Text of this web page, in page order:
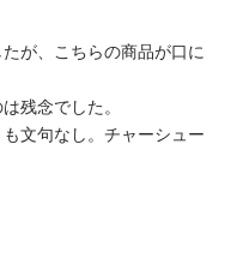
が、こちらの商品が口に
残念でした。
文句なし。チャーシュー